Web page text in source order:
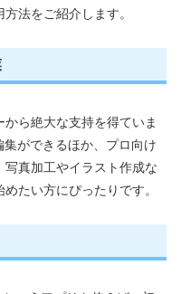
法をご紹介します。
ら絶大な支持を得ていま
ができるほか、プロ向け
真加工やイラスト作成な
たい方にぴったりです。